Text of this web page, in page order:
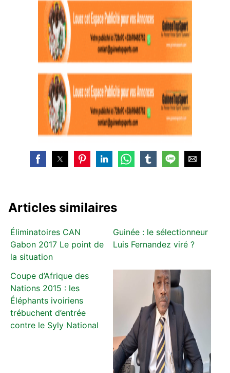
Articles similaires
Éliminatoires CAN
Gabon 2017 Le point de
la situation
Guinée : le sélectionneur
Luis Fernandez viré ?
Coupe d’Afrique des
Nations 2015 : les
Éléphants ivoiriens
trébuchent d’entrée
contre le Syly National